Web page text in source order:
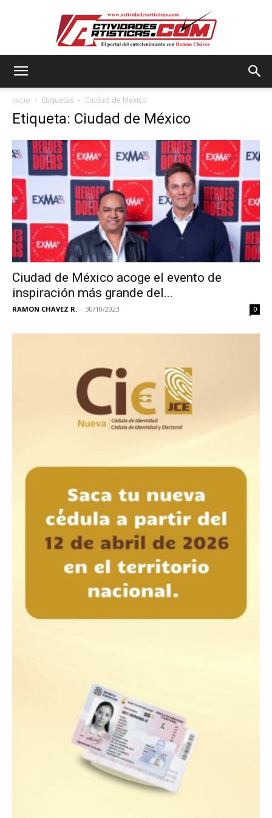
Inicio Etiquetas Ciudad de México
Etiqueta: Ciudad de México
Ciudad de México acoge el evento de
inspiración más grande del...
RAMON CHAVEZ R. - 30/10/2023 0